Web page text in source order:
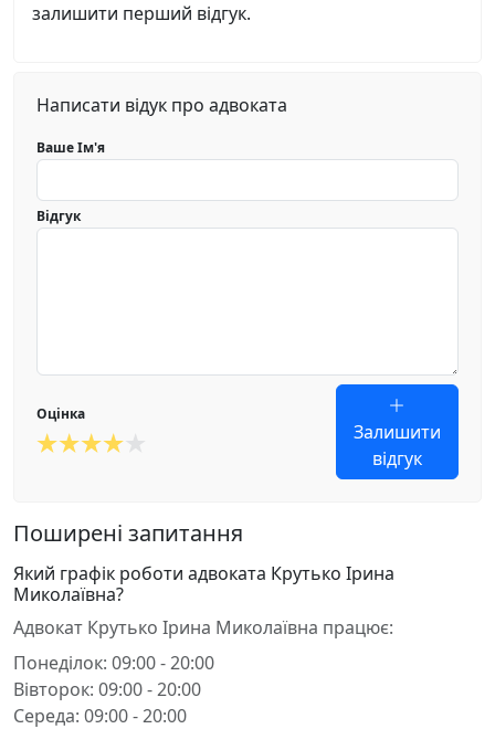
залишити перший відгук.
Написати відук про адвоката
Ваше Ім'я
Відгук
Оцінка
Залишити
відгук
Поширені запитання
Який графік роботи адвоката Крутько Ірина
Миколаївна?
Адвокат Крутько Ірина Миколаївна працює:
Понеділок: 09:00 - 20:00
Вівторок: 09:00 - 20:00
Середа: 09:00 - 20:00